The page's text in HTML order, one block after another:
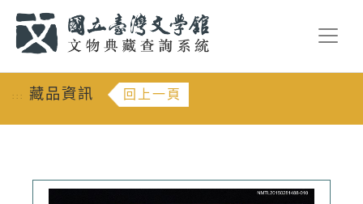
::: 藏品資訊 回上一頁